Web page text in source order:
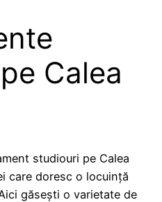
Calea
studiouri pe Calea
care doresc o locuință
găsești o varietate de